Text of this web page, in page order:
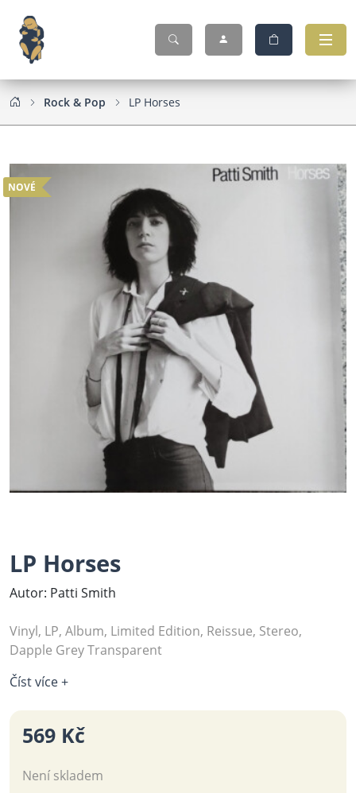
Rock & Pop LP Horses
NOVÉ
LP Horses
Autor: Patti Smith
Vinyl, LP, Album, Limited Edition, Reissue, Stereo,
Dapple Grey Transparent
Číst více +
569 Kč
Není skladem